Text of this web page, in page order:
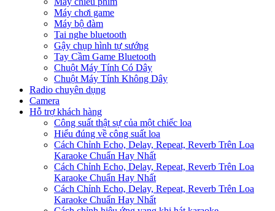
Máy chơi game
Máy bộ đàm
Tai nghe bluetooth
Gậy chụp hình tự sướng
Tay Cầm Game Bluetooth
Chuột Máy Tính Có Dây
Chuột Máy Tính Không Dây
Radio chuyên dụng
Camera
Hỗ trợ khách hàng
Công suất thật sự của một chiếc loa
Hiểu đúng về công suất loa
Cách Chỉnh Echo, Delay, Repeat, Reverb Trên Loa
Karaoke Chuẩn Hay Nhất
Cách Chỉnh Echo, Delay, Repeat, Reverb Trên Loa
Karaoke Chuẩn Hay Nhất
Cách Chỉnh Echo, Delay, Repeat, Reverb Trên Loa
Karaoke Chuẩn Hay Nhất